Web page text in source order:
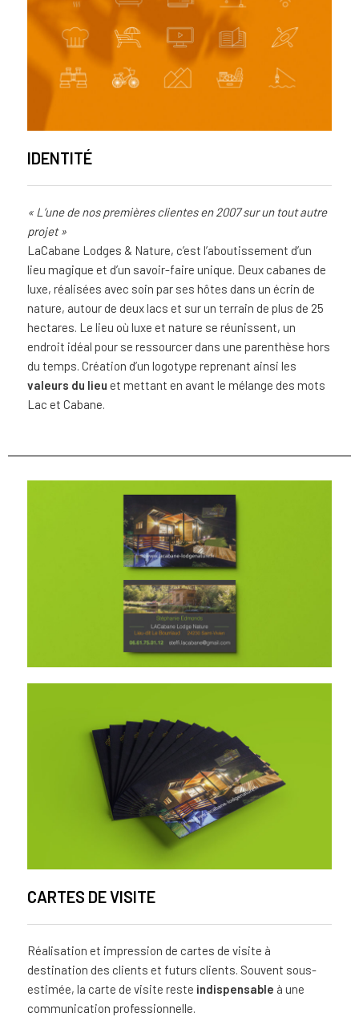
IDENTITÉ
« L’une de nos premières clientes en 2007 sur un tout autre
projet »
LaCabane Lodges & Nature, c’est l’aboutissement d’un
lieu magique et d’un savoir-faire unique. Deux cabanes de
luxe, réalisées avec soin par ses hôtes dans un écrin de
nature, autour de deux lacs et sur un terrain de plus de 25
hectares. Le lieu où luxe et nature se réunissent, un
endroit idéal pour se ressourcer dans une parenthèse hors
du temps. Création d’un logotype reprenant ainsi les
valeurs du lieu et mettant en avant le mélange des mots
Lac et Cabane.
CARTES DE VISITE
Réalisation et impression de cartes de visite à
destination des clients et futurs clients. Souvent sous-
estimée, la carte de visite reste indispensable à une
communication professionnelle.